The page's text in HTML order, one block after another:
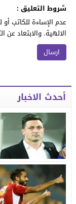
شروط التعليق :
عدم الإساءة للكاتب
الالهية. والابتعاد
أحدث الاخبار